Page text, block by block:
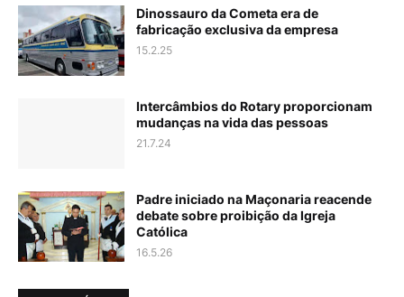
Dinossauro da Cometa era de
fabricação exclusiva da empresa
15.2.25
Intercâmbios do Rotary proporcionam
mudanças na vida das pessoas
21.7.24
Padre iniciado na Maçonaria reacende
debate sobre proibição da Igreja
Católica
16.5.26